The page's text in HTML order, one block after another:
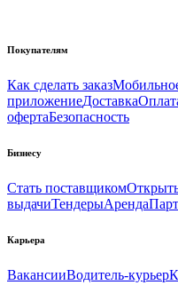
Покупателям
Как сделать заказ
приложениеДоставка
офертаБезопасность
Бизнесу
Стать поставщиком
выдачиТендерыАренда
Карьера
ВакансииВодитель-курьер